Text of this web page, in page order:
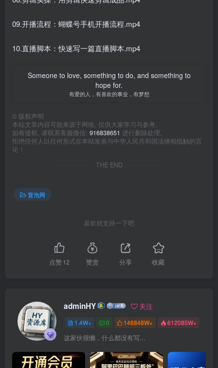
09.开播流程：蝴蝶号手机开播流程.mp4
10.直播脚本：快速写一篇直播脚本.mp4
Someone to love, something to do, and something to
hope for.
有爱的人，有喜欢的事业，有梦想
© 版权声明
本站文章内容可能来源于网络, 仅供大家学习与参考,
如有侵权, 请联系客服微信: 916838651 进行删除处理。
拒绝任何人以任何形式在本站发表与中华人民共和国法律相抵触的言
论！
THE END
冒泡网
喜欢就支持一下吧
点赞12 赞赏 分享 收藏
adminHY 关注
1.4W+ 0 146848W+ 612085W+
这家伙很懒，什么都没有写...